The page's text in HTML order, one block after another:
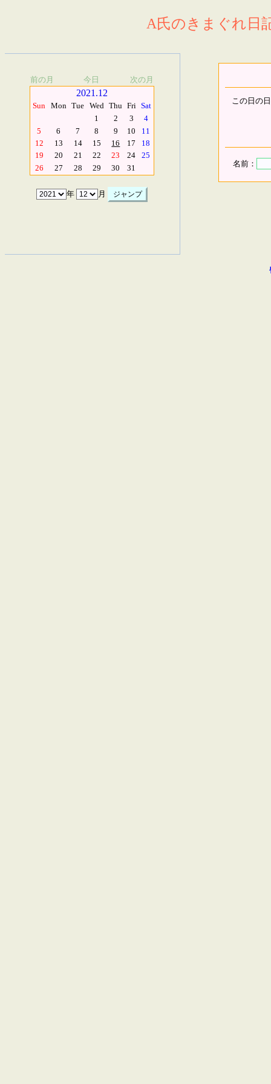
A氏のきまぐれ日
前の月 今日 次の月
2021.12
Sun Mon Tue Wed Thu Fri Sat
1
2 3
4
5
6 7 8 9 10
11
12
13 14 15 16 17
18
19
20 21 22 23 24
25
26
27 28 29 30 31
年 月
この日の
名前：